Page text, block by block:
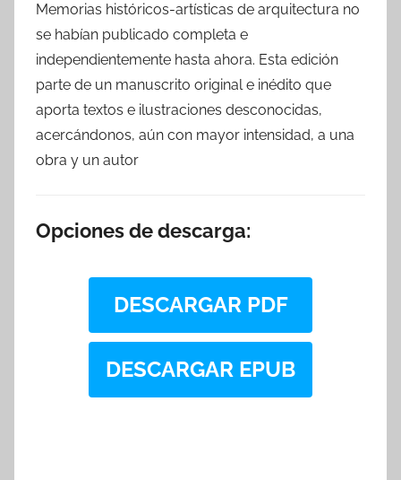
Memorias históricos-artísticas de arquitectura no
se habían publicado completa e
independientemente hasta ahora. Esta edición
parte de un manuscrito original e inédito que
aporta textos e ilustraciones desconocidas,
acercándonos, aún con mayor intensidad, a una
obra y un autor
Opciones de descarga:
DESCARGAR PDF
DESCARGAR EPUB